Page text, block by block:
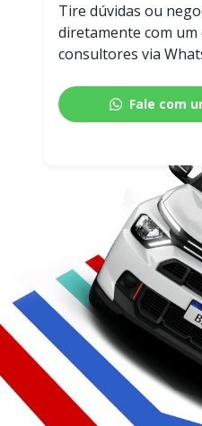
Tire dúvidas ou
diretamente com um
consultores via
Fale com